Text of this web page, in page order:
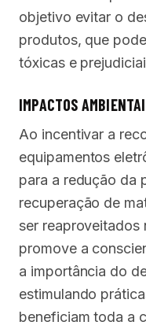
objetivo evitar o
produtos, que
tóxicas e
IMPACTOS
Ao incentivar a
equipamentos
para a redução da
recuperação de
ser reaproveitados
promove a
a importância do
estimulando
beneficiam toda a